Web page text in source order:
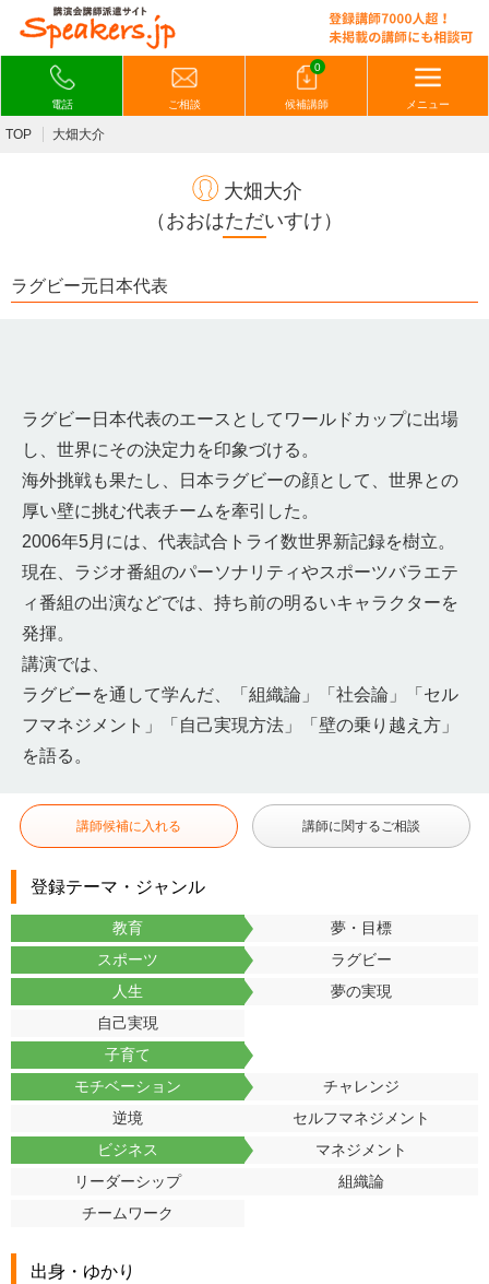
電話 ご相談
0
候補講師 メニュー
TOP 大畑大介
大畑大介
（おおはただいすけ）
ラグビー元日本代表
ラグビー日本代表のエースとしてワールドカップに出場
し、世界にその決定力を印象づける。
海外挑戦も果たし、日本ラグビーの顔として、世界との
厚い壁に挑む代表チームを牽引した。
2006年5月には、代表試合トライ数世界新記録を樹立。
現在、ラジオ番組のパーソナリティやスポーツバラエテ
ィ番組の出演などでは、持ち前の明るいキャラクターを
発揮。
講演では、
ラグビーを通して学んだ、「組織論」「社会論」「セル
フマネジメント」「自己実現方法」「壁の乗り越え方」
を語る。
講師候補に入れる 講師に関するご相談
登録テーマ・ジャンル
教育
夢・目標
スポーツ
ラグビー
人生
夢の実現
自己実現
子育て
モチベーション
チャレンジ
逆境
セルフマネジメント
ビジネス
マネジメント
リーダーシップ
組織論
チームワーク
出身・ゆかり